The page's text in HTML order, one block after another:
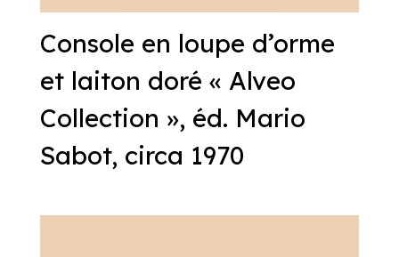
Console en loupe d’orme
et laiton doré « Alveo
Collection », éd. Mario
Sabot, circa 1970